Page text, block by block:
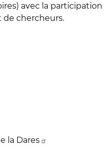
avec la participation
de chercheurs.
la Dares